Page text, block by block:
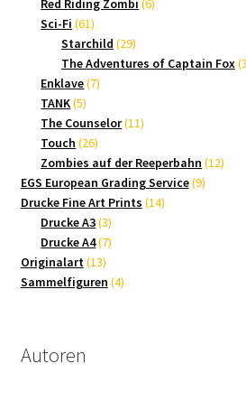
Red Riding Zombi 6
Sci-Fi 6161
Produkte
Starchild 2929
Produkte
The Adventures of Captain Fox 3
Enklave 77
TANK 55
Produkte
The Counselor 1111
Touch 2626
Produkte
Zombies auf der Reeperbahn 1212
EGS European Grading Service 99
Drucke Fine Art Prints 1414
Drucke A3 33
Produkte
Drucke A4 77
Originalart 1313
Produkte
Sammelfiguren 44
Autoren